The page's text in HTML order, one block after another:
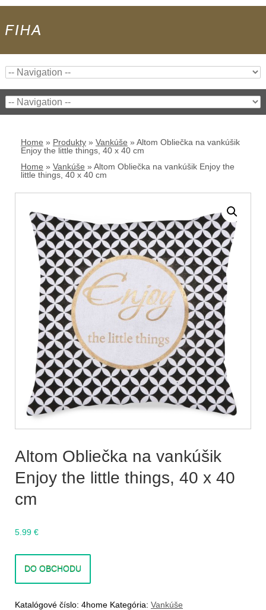
Home » Produkty » Vankúše » Altom Obliečka na vankúšik
Enjoy the little things, 40 x 40 cm
Home » Vankúše » Altom Obliečka na vankúšik Enjoy the
little things, 40 x 40 cm
Altom Obliečka na vankúšik
Enjoy the little things, 40 x 40
cm
5.99 €
DO OBCHODU
Katalógové číslo: 4home Kategória: Vankúše